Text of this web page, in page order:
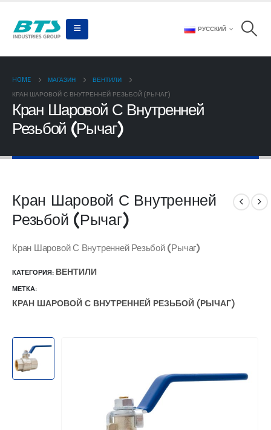
РУССКИЙ
HOME МАГАЗИН
ВЕНТИЛИ
КРАН ШАРОВОЙ С ВНУТРЕННЕЙ РЕЗЬБОЙ (РЫЧАГ)
Кран Шаровой С Внутренней
Резьбой (Рычаг)
Кран Шаровой С Внутренней
Резьбой (Рычаг)
Кран Шаровой С Внутренней Резьбой (Рычаг)
КАТЕГОРИЯ: ВЕНТИЛИ
МЕТКА:
КРАН ШАРОВОЙ С ВНУТРЕННЕЙ РЕЗЬБОЙ (РЫЧАГ)